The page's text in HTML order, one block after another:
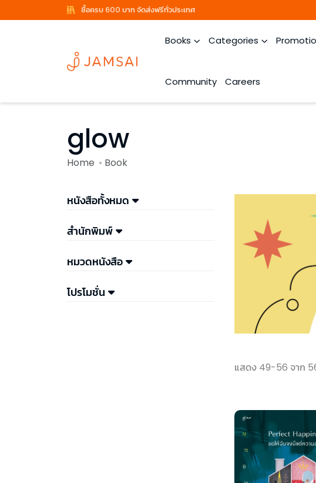
ซื้อครบ 600 บาท จัดส่งฟรีทั่วประเทศ
Books Categories
Community Careers
glow
Home Book
หนังสือทั้งหมด
สำนักพิมพ์
หมวดหนังสือ
โปรโมชั่น
แสดง 49-56 จาก